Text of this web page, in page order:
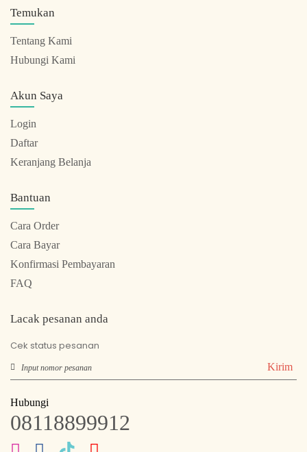
Temukan
Tentang Kami
Hubungi Kami
Akun Saya
Login
Daftar
Keranjang Belanja
Bantuan
Cara Order
Cara Bayar
Konfirmasi Pembayaran
FAQ
Lacak pesanan anda
Cek status pesanan
Kirim
Hubungi
08118899912